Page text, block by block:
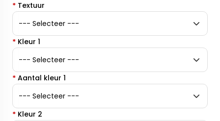
* Textuur
* Kleur 1
* Aantal kleur 1
* Kleur 2